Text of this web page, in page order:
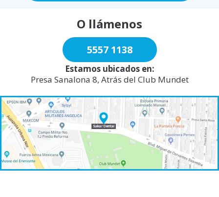
O llámenos
5557 1138
Estamos ubicados en:
Presa Sanalona 8, Atrás del Club Mundet